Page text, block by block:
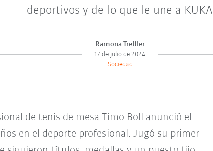
deportivos y de lo que le une a KUKA
Ramona Treffler
17 de julio de 2024
Sociedad
de tenis de mesa Timo Boll anunció el
en el deporte profesional. Jugó su primer